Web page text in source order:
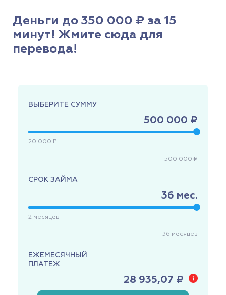
Деньги до 350 000 ₽ за 15
минут! Жмите сюда для
перевода!
ВЫБЕРИТЕ СУММУ
500 000 ₽
20 000 ₽
500 000 ₽
СРОК ЗАЙМА
36 мес.
2 месяцев
36 месяцев
ЕЖЕМЕСЯЧНЫЙ
ПЛАТЕЖ
28 935,07 ₽